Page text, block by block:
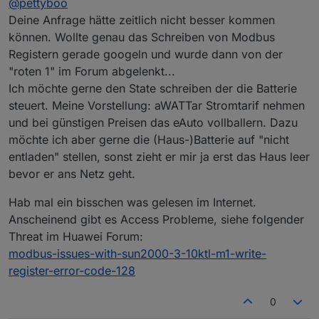
Schreiben in Register. Würde es dringend brauchen,
bin aber leider ziemlich ratlos, wie ich das realisieren
könnte.
@pettyboo
Deine Anfrage hätte zeitlich nicht besser kommen
können. Wollte genau das Schreiben von Modbus
Registern gerade googeln und wurde dann von der
"roten 1" im Forum abgelenkt...
Ich möchte gerne den State schreiben der die Batterie
steuert. Meine Vorstellung: aWATTar Stromtarif nehmen
und bei günstigen Preisen das eAuto vollballern. Dazu
möchte ich aber gerne die (Haus-)Batterie auf "nicht
entladen" stellen, sonst zieht er mir ja erst das Haus leer
bevor er ans Netz geht.
Hab mal ein bisschen was gelesen im Internet.
Anscheinend gibt es Access Probleme, siehe folgender
Threat im Huawei Forum:
modbus-issues-with-sun2000-3-10ktl-m1-write-
register-error-code-128
0